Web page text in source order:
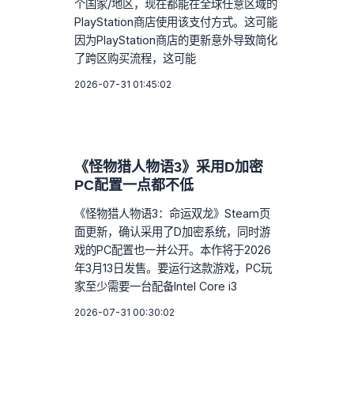
个国家/地区，现在都能在全球任意区域的
PlayStation商店使用该支付方式。这可能
因为PlayStation商店的更新意外导致简化
了跨区购买流程，这可能
2026-07-31 01:45:02
《怪物猎人物语3》采用D加密
PC配置一点都不低
《怪物猎人物语3：命运双龙》Steam页
面更新，确认采用了D加密系统，同时游
戏的PC配置也一并公开。本作将于2026
年3月13日发售。要运行这款游戏，PC玩
家至少需要一台配备Intel Core i3
2026-07-31 00:30:02